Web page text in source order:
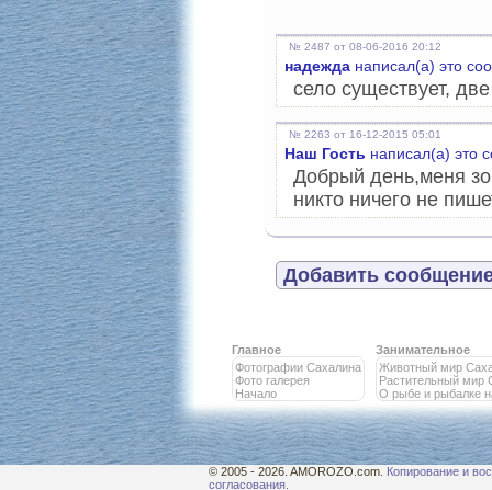
№ 2487 от 08-06-2016 20:12
надежда написал(а) это
село существует,
№ 2263 от 16-12-2015 05:01
Наш Гость написал(а) это
Добрый день,меня
никто ничего не
Добавить
Главное
Фотографии Сахалина
Фото галерея
Начало
Занимательное
Животный мир
Растительный мир
О рыбе и рыбалке
© 2005 - 2026. AMOROZO.com. Копирование и
согласования.